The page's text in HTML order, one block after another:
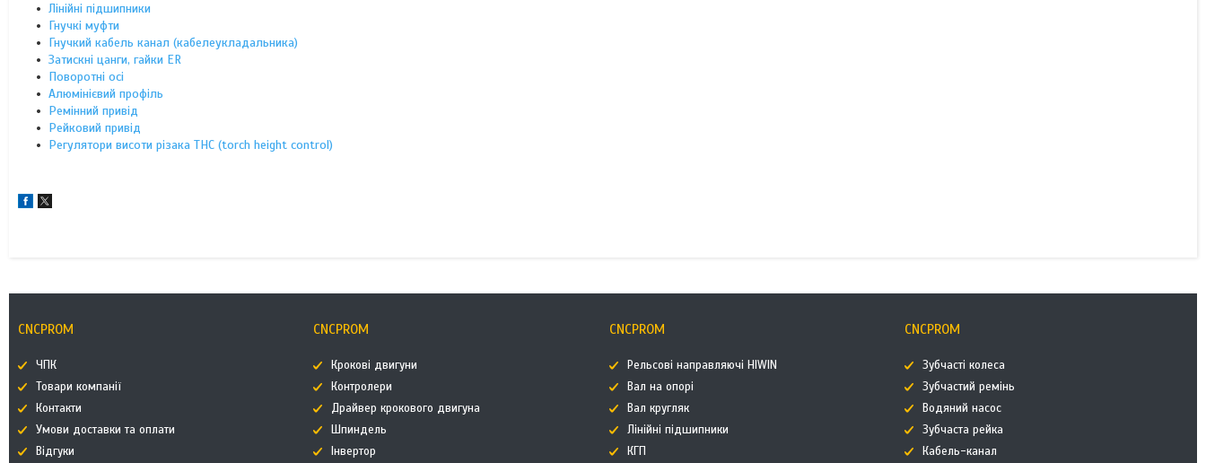
Лінійні підшипники
Гнучкі муфти
Гнучкий кабель канал (кабелеукладальника)
Затискні цанги, гайки ER
Поворотні осі
Алюмінієвий профіль
Ремінний привід
Рейковий привід
Регулятори висоти різака THC (torch height control)
CNCPROM
ЧПК
Товари компанії
Контакти
Умови доставки та оплати
Відгуки
CNCPROM
Крокові двигуни
Контролери
Драйвер крокового двигуна
Шпиндель
Інвертор
CNCPROM
Рельсові направляючі HIWIN
Вал на опорі
Вал кругляк
Лінійні підшипники
КГП
CNCPROM
Зубчасті колеса
Зубчастий ремінь
Водяний насос
Зубчаста рейка
Кабель-канал